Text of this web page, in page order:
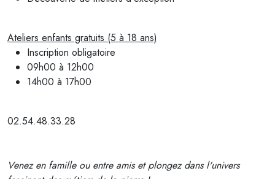
Ateliers enfants gratuits (5 à 18 ans)
Inscription obligatoire
09h00 à 12h00
14h00 à 17h00
02.54.48.33.28
Venez en famille ou entre amis et plongez dans l'univers